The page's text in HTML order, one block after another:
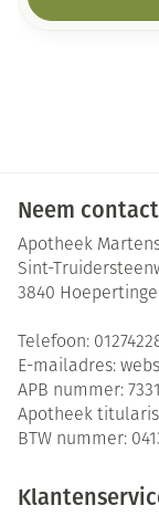
Neem
Apotheek
Sint-
3840
Telefoon:
E-mailadres:
APB nummer:
Apotheek
BTW nummer: